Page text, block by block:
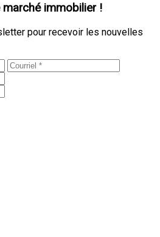
immobilier !
pour recevoir les nouvelles